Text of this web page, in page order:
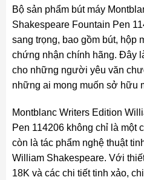
Bộ sản phẩm bút máy
Shakespeare Fountain Pen
sang trọng, bao gồm bút, hộp
chứng nhận chính hãng. Đây
cho những người yêu văn
những ai mong muốn sở hữu
Montblanc Writers Edition
Pen 114206 không chỉ là một
còn là tác phẩm nghệ thuật
William Shakespeare. Với
18K và các chi tiết tinh xảo,